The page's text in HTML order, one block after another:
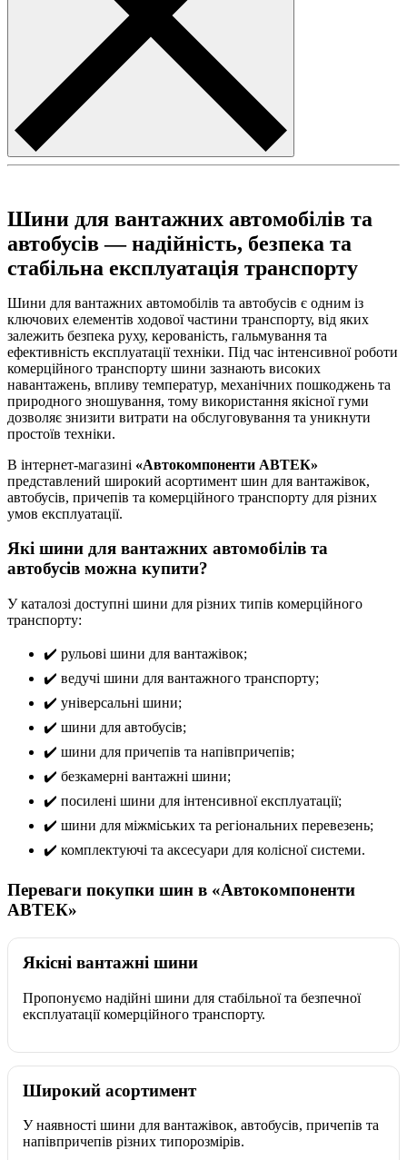
Шини для вантажних автомобілів та
автобусів — надійність, безпека та
стабільна експлуатація транспорту
Шини для вантажних автомобілів та автобусів є одним із
ключових елементів ходової частини транспорту, від яких
залежить безпека руху, керованість, гальмування та
ефективність експлуатації техніки. Під час інтенсивної роботи
комерційного транспорту шини зазнають високих
навантажень, впливу температур, механічних пошкоджень та
природного зношування, тому використання якісної гуми
дозволяє знизити витрати на обслуговування та уникнути
простоїв техніки.
В інтернет-магазині «Автокомпоненти АВТЕК»
представлений широкий асортимент шин для вантажівок,
автобусів, причепів та комерційного транспорту для різних
умов експлуатації.
Які шини для вантажних автомобілів та
автобусів можна купити?
У каталозі доступні шини для різних типів комерційного
транспорту:
✔️ рульові шини для вантажівок;
✔️ ведучі шини для вантажного транспорту;
✔️ універсальні шини;
✔️ шини для автобусів;
✔️ шини для причепів та напівпричепів;
✔️ безкамерні вантажні шини;
✔️ посилені шини для інтенсивної експлуатації;
✔️ шини для міжміських та регіональних перевезень;
✔️ комплектуючі та аксесуари для колісної системи.
Переваги покупки шин в «Автокомпоненти
АВТЕК»
Якісні вантажні шини
Пропонуємо надійні шини для стабільної та безпечної
експлуатації комерційного транспорту.
Широкий асортимент
У наявності шини для вантажівок, автобусів, причепів та
напівпричепів різних типорозмірів.